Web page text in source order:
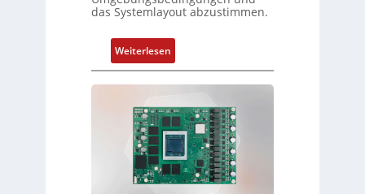
t
d
b
e
r
w
a
ü
m
e
h
L
e
i
s
t
das Systemlayout abzustimmen.
Weiterlesen:
F
l
x
i
b
l
e